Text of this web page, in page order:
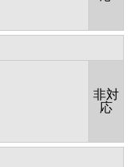
非対
応